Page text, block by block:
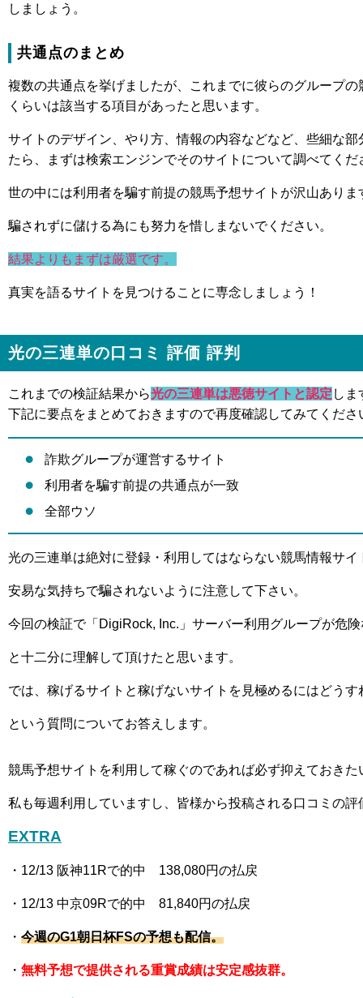
しましょう。
共通点のまとめ
複数の共通点を挙げましたが、これまでに彼らのグループ
くらいは該当する項目があったと思います。
サイトのデザイン、やり方、情報の内容などなど、些細な
たら、まずは検索エンジンでそのサイトについて調べてくだ
世の中には利用者を騙す前提の競馬予想サイトが沢山ありま
騙されずに儲ける為にも努力を惜しまないでください。
結果よりもまずは厳選です。
真実を語るサイトを見つけることに専念しましょう！
光の三連単の口コミ 評価 評判
これまでの検証結果から光の三連単は悪徳サイトと認定 しま
下記に要点をまとめておきますので再度確認してみてくださ
詐欺グループが運営するサイト
利用者を騙す前提の共通点が一致
全部ウソ
光の三連単は絶対に登録・利用してはならない競馬情報サイ
安易な気持ちで騙されないように注意して下さい。
今回の検証で「DigiRock, Inc.」サーバー利用グループが危
と十二分に理解して頂けたと思います。
では、稼げるサイトと稼げないサイトを見極めるにはどう
という質問についてお答えします。
競馬予想サイトを利用して稼ぐのであれば必ず抑えておき
私も毎週利用していますし、皆様から投稿される口コミの
EXTRA
・12/13 阪神11Rで的中 138,080円の払戻
・12/13 中京09Rで的中 81,840円の払戻
・ 今週のG1朝日杯FSの予想も配信。
・ 無料予想で提供される重賞成績は安定感抜群。